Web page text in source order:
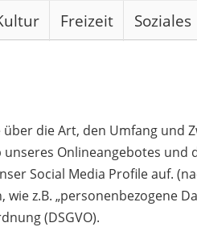
Freizeit Soziales
die Art, den Umfang und
unseres Onlineangebotes
Social Media Profile auf.
z.B. „personenbezogene
(DSGVO).